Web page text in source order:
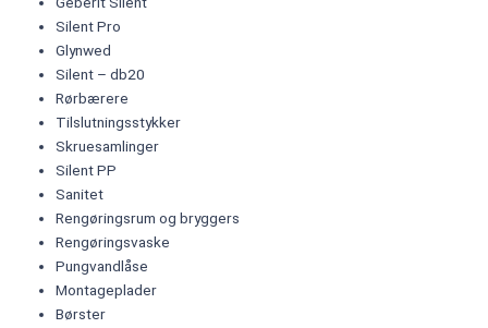
Silent Pro
Glynwed
Silent – db20
Rørbærere
Tilslutningsstykker
Skruesamlinger
Silent PP
Sanitet
Rengøringsrum og bryggers
Rengøringsvaske
Pungvandlåse
Montageplader
Børster